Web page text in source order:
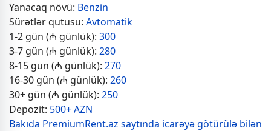
Yanacaq növü: Benzin
Sürətlər qutusu: Avtomatik
1-2 gün (₼ günlük): 300
3-7 gün (₼ günlük): 280
8-15 gün (₼ günlük): 270
16-30 gün (₼ günlük): 260
30+ gün (₼ günlük): 250
Depozit: 500+ AZN
Bakıda PremiumRent.az saytında icarəyə götürülə bilən